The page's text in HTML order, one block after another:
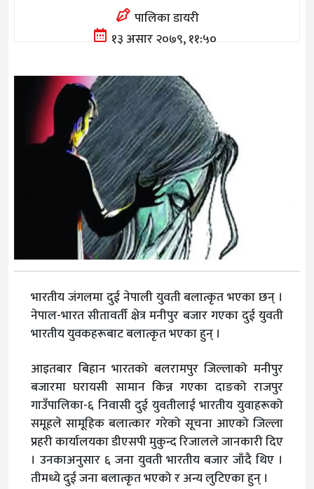
पालिका डायरी
१३ असार २०७९, ११:५०
भारतीय जंगलमा दुई नेपाली युवती बलात्कृत भएका छन् ।
नेपाल-भारत सीतावर्ती क्षेत्र मनीपुर बजार गएका दुई युवती
भारतीय युवकहरूबाट बलात्कृत भएका हुन् ।
आइतबार बिहान भारतको बलरामपुर जिल्लाको मनीपुर
बजारमा घरायसी सामान किन्न गएका दाङको राजपुर
गाउँपालिका-६ निवासी दुई युवतीलाई भारतीय युवाहरूको
समूहले सामूहिक बलात्कार गरेको सूचना आएको जिल्ला
प्रहरी कार्यालयका डीएसपी मुकुन्द रिजालले जानकारी दिए
। उनकाअनुसार ६ जना युवती भारतीय बजार जाँदै थिए ।
तीमध्ये दुई जना बलात्कृत भएको र अन्य लुटिएका हुन् ।